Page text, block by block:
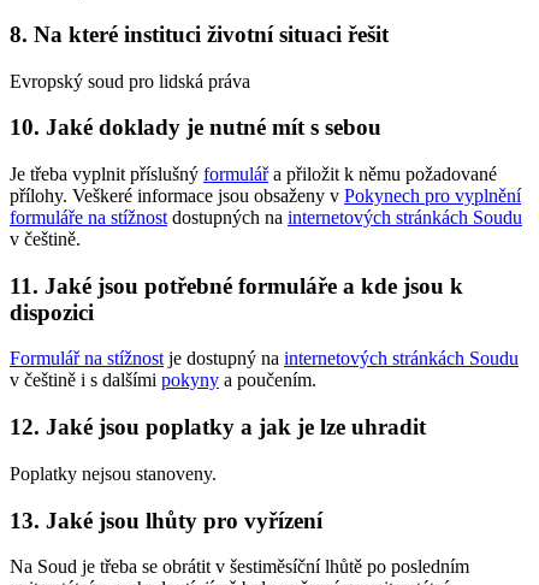
8. Na které instituci životní situaci řešit
Evropský soud pro lidská práva
10. Jaké doklady je nutné mít s sebou
Je třeba vyplnit příslušný formulářa přiložit k němu požadované
přílohy. Veškeré informace jsou obsaženy v Pokynech pro vyplnění
formuláře na stížnost dostupných na internetových stránkách Soudu
v češtině.
11. Jaké jsou potřebné formuláře a kde jsou k
dispozici
Formulář na stížnost je dostupný na internetových stránkách Soudu
v češtině i s dalšími pokyny a poučením.
12. Jaké jsou poplatky a jak je lze uhradit
Poplatky nejsou stanoveny.
13. Jaké jsou lhůty pro vyřízení
Na Soud je třeba se obrátit v šestiměsíční lhůtě po posledním